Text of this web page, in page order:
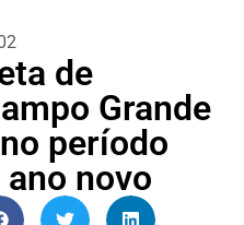
de
Grande
período
novo